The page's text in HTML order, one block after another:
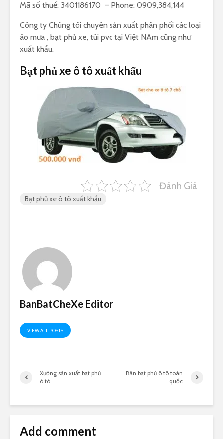
Mã số thuế: 3401186170 – Phone: 0909,384,144
Công ty Chúng tôi chuyên sản xuất phân phối các loại
áo mưa , bạt phủ xe, túi pvc tại Việt NAm cũng như
xuất khẩu.
Bạt phủ xe ô tô xuất khẩu
Đánh Giá
Bạt phủ xe ô tô xuất khẩu
BanBatCheXe Editor
VIEW ALL POSTS
Xưởng sản xuất bạt phủ
ô tô
Bán bạt phủ ô tô toàn
quốc
Add comment